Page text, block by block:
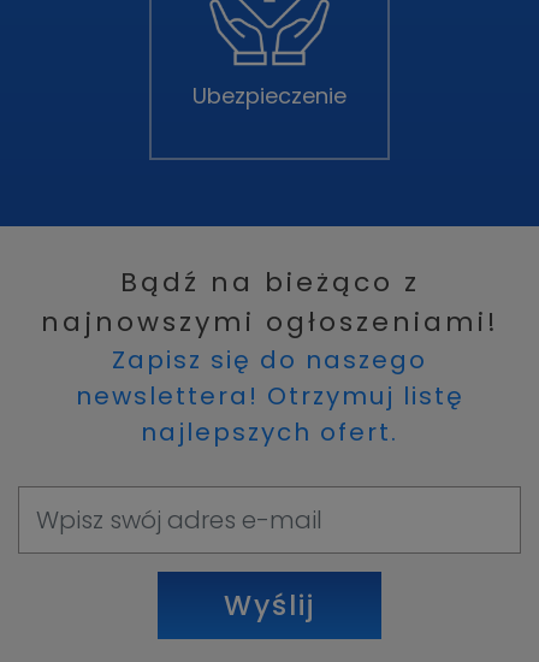
Ubezpieczenie
Bądź na bieżąco z
najnowszymi ogłoszeniami!
Zapisz się do naszego
newslettera! Otrzymuj listę
najlepszych ofert.
Wyślij